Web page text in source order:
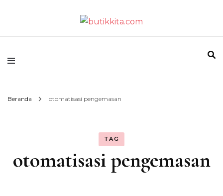
butikkita.com
Beranda otomatisasi pengemasan
TAG
otomatisasi pengemasan